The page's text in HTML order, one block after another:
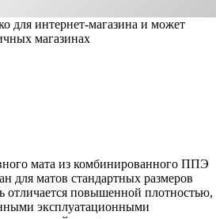
для интернет-магазина и может
магазинах
мата из комбинированного ППЭ
для матов стандартных размеров
отличается повышенной плотностью,
эксплуатационными